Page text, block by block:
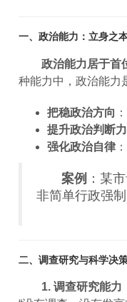
一、政治能力：立身之
政治能力居于首
种能力中，政治能力
把稳政治方向
提升政治判断力
强化政治自律
案例 ：某
非简单行政强
二、调查研究与科学决
1. 调查研究能力